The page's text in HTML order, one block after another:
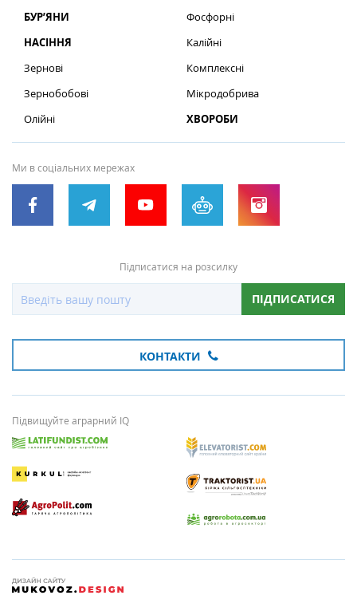
БУР’ЯНИ
НАСІННЯ
Зернові
Зернобобові
Олійні
Фосфорні
Калійні
Комплексні
Мікродобрива
ХВОРОБИ
Ми в соціальних мережах
Підписатися на розсилку
ПІДПИСАТИСЯ
КОНТАКТИ
Підвищуйте аграрний IQ